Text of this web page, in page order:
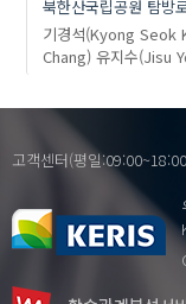
북한산국립공원 탐방
기경석(Kyong Seok
Chang) 유지수(Jisu
고객센터(평일